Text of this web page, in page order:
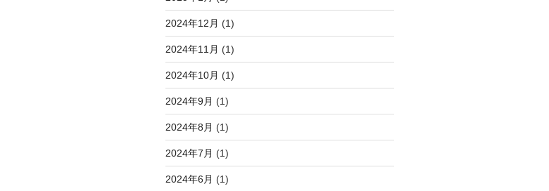
2024年12月 (1)
2024年11月 (1)
2024年10月 (1)
2024年9月 (1)
2024年8月 (1)
2024年7月 (1)
2024年6月 (1)